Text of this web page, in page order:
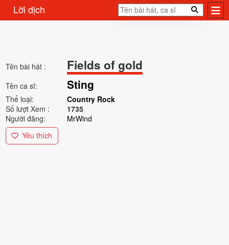
Lời dịch
Tên bài hát : Fields of gold
Tên ca sĩ: Sting
Thể loại:
Country Rock
Số lượt Xem :
1735
Người đăng:
MrWind
Yêu thích